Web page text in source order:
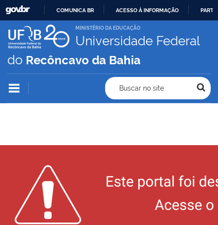
IR
PARA
CONTEÚDO
COMUNICA BR ACESSO À INFORMAÇÃO
MINISTÉRIO DA EDUCAÇÃO
Universidade Federal
do Recôncavo da Bahia
Buscar no site